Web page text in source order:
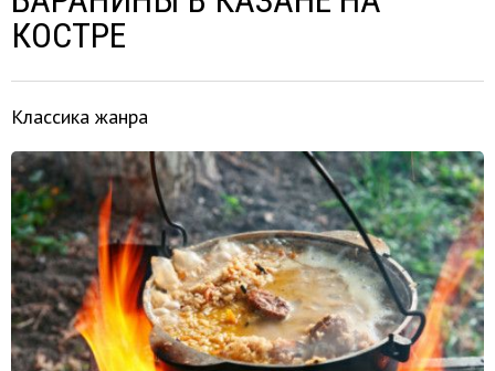
КОСТРЕ
Классика жанра